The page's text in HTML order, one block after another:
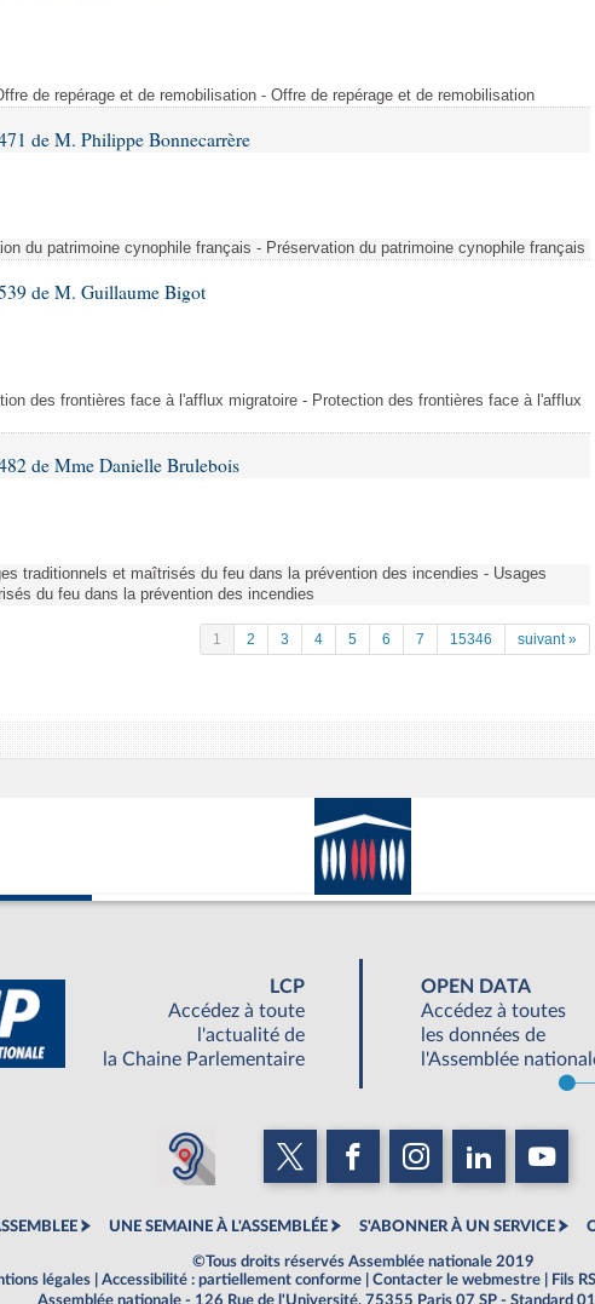
de repérage et de remobilisation - Offre de repérage et de remobilisation
de M. Philippe Bonnecarrère
du patrimoine cynophile français - Préservation du patrimoine cynophile français
de M. Guillaume Bigot
des frontières face à l'afflux migratoire - Protection des frontières face à l'afflux
de Mme Danielle Brulebois
traditionnels et maîtrisés du feu dans la prévention des incendies - Usages
du feu dans la prévention des incendies
1 2 3 4 5 6 7 15346 suivant »
LCP
Accédez à toute
l'actualité de
la Chaine Parlementaire
OPEN DATA
Accédez à toutes
les données de
l'Assemblée
UNE SEMAINE À L'ASSEMBLÉE S'ABONNER À UN SERVICE
©Tous droits réservés Assemblée nationale 2019
légales
Accessibilité : partiellement conforme Contacter le webmestre Fils
Assemblée nationale - 126 Rue de l'Université, 75355 Paris 07 SP - Standard